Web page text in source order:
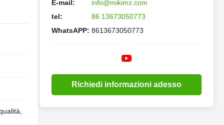
E-mail:
info@mikimz.com
tel:
86 13673050773
WhatsAPP: 8613673050773
Richiedi informazioni adesso